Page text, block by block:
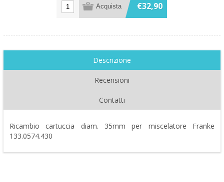
€32,90
Descrizione
Recensioni
Contatti
Ricambio cartuccia diam. 35mm per miscelatore Franke
133.0574.430